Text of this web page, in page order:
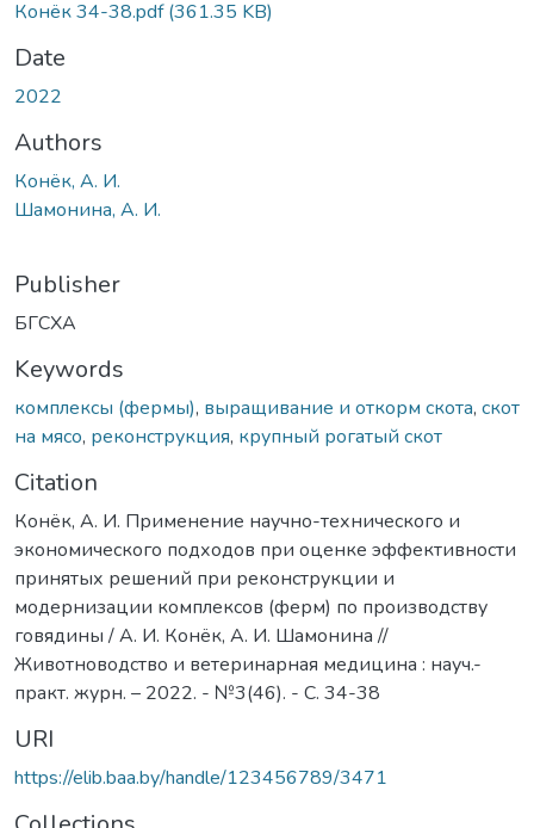
Конёк 34-38.pdf(361.35 KB)
Date
2022
Authors
Конёк, А. И.
Шамонина, А. И.
Publisher
БГСХА
Keywords
комплексы (фермы), выращивание и откорм скота, скот
на мясо, реконструкция, крупный рогатый скот
Citation
Конёк, А. И. Применение научно-технического и
экономического подходов при оценке эффективности
принятых решений при реконструкции и
модернизации комплексов (ферм) по производству
говядины / А. И. Конёк, А. И. Шамонина //
Животноводство и ветеринарная медицина : науч.-
практ. журн. – 2022. - №3(46). - С. 34-38
URI
https://elib.baa.by/handle/123456789/3471